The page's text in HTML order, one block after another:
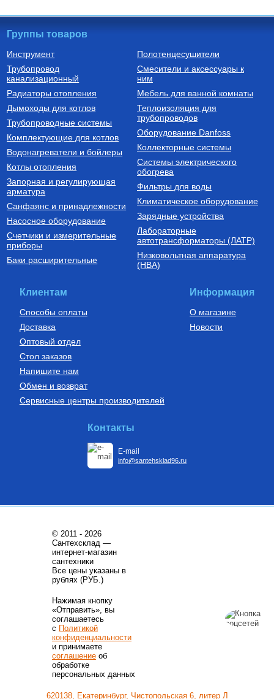
Термостатические радиаторные
клапаны
угловой 1/2" VT.047.N.04
1 236Руб.
Купить
Котлы электрические
Котел электрический
одноконтурный СКАТ 9 KR 13
(9 кВт) настенный
81 080Руб.
Комплектующие для подключения
радиаторов отопления
радиаторов отопления с
400Руб.
Купить
Группы товаров
Инструмент
Трубопровод
канализационный
Радиаторы отопления
Дымоходы для котлов
Трубопроводные системы
Комплектующие для котлов
Водонагреватели и бойлеры
Котлы отопления
Запорная и регулирующая
арматура
Санфаянс и принадлежности
Насосное оборудование
Счетчики и измерительные
приборы
Баки расширительные
Полотенцесушители
Смесители и аксессуары к
ним
Мебель для ванной комнаты
Теплоизоляция для
трубопроводов
Оборудование Danfoss
Коллекторные системы
Системы электрического
обогрева
Фильтры для воды
Климатическое оборудование
Зарядные устройства
Лабораторные
автотрансформаторы (ЛАТР)
Низковольтная аппаратура
(НВА)
Клиентам
Способы оплаты
Доставка
Оптовый отдел
Стол заказов
Напишите нам
Обмен и возврат
Сервисные центры производителей
Информация
О магазине
Новости
Контакты
E-mail
info@santehsklad96.ru
© 2011 - 2026
Сантехсклад —
интернет-магазин
сантехники
Все цены указаны в
рублях (РУБ.)
Нажимая кнопку
«Отправить», вы
соглашаетесь
с Политикой
конфиденциальности
и принимаете
соглашениеоб
обработке
персональных данных
620138, Екатеринбург, Чистопольская 6, литер Л